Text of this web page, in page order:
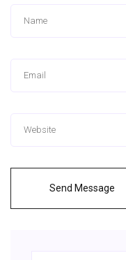
Send Message